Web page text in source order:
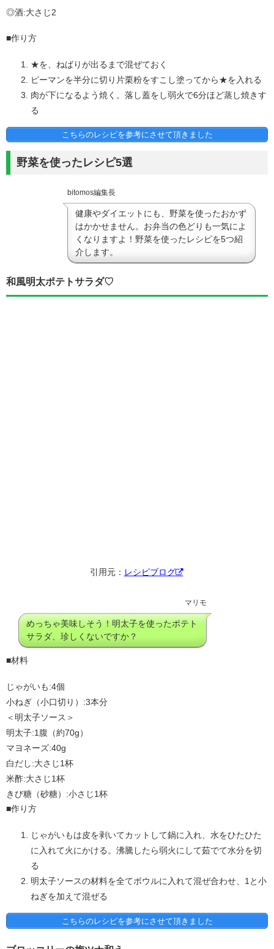
◎酒:大さじ2
■作り方
★を、ねばりが出るまで混ぜておく
ピーマンを半分に切り片栗粉をすこし塗ってから★を入れる
肉が下になるよう焼く。落し蓋をし弱火で6分ほど蒸し焼きす
る
こちらのレシピを参考にさせて頂きました
野菜を使ったレシピ5選
bitomos編集長
健康やダイエットにも、野菜を使ったおかず
はかかせません。お弁当の色どりも一気によ
くなりますよ！野菜を使ったレシピを5つ紹
介します。
和風明太ポテトサラダ♡
引用元： レシピブログ
マリモ
めっちゃ美味しそう！明太子を使ったポテト
サラダ、珍しくないですか？
■材料
じゃがいも:4個
小ねぎ（小口切り）:3本分
＜明太子ソース＞
明太子:1腹（約70g）
マヨネーズ:40g
白だし:大さじ1杯
米酢:大さじ1杯
きび糖（砂糖）:小さじ1杯
■作り方
じゃがいもは皮を剥いてカットして鍋に入れ、水をひたひた
に入れて火にかける。沸騰したら弱火にして茹でて水分を切
る
明太子ソースの材料を全てボウルに入れて混ぜ合わせ、1と小
ねぎを加えて混ぜる
こちらのレシピを参考にさせて頂きました